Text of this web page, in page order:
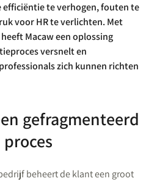
te verhogen, fouten te
voor HR te verlichten. Met
heeft Macaw een oplossing
versnelt en
zich kunnen richten
gefragmenteerd
beheert de klant een groot